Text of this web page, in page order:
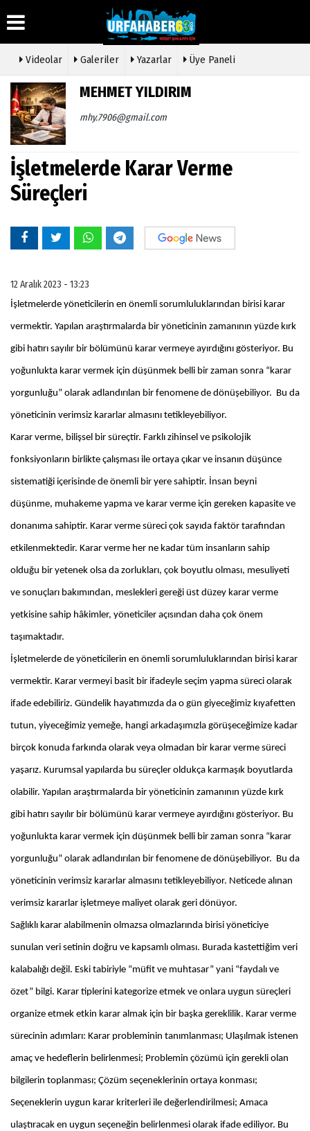
Üye Paneli
Haber
Arşivi
Gazete
Arşivi
Günün
Haberleri
Hava
Durumu
Manşetleri
Anketler
Foto
Videolar Galeriler Yazarlar Üye Paneli
MEHMET YILDIRIM
mhy.7906@gmail.com
İşletmelerde Karar Verme
Süreçleri
12 Aralık 2023 - 13:23
İşletmelerde yöneticilerin en önemli sorumluluklarından birisi karar
vermektir. Yapılan araştırmalarda bir yöneticinin zamanının yüzde kırk
gibi hatırı sayılır bir bölümünü karar vermeye ayırdığını gösteriyor. Bu
yoğunlukta karar vermek için düşünmek belli bir zaman sonra “karar
yorgunluğu” olarak adlandırılan bir fenomene de dönüşebiliyor. Bu da
yöneticinin verimsiz kararlar almasını tetikleyebiliyor.
Karar verme, bilişsel bir süreçtir. Farklı zihinsel ve psikolojik
fonksiyonların birlikte çalışması ile ortaya çıkar ve insanın düşünce
sistematiği içerisinde de önemli bir yere sahiptir. İnsan beyni
düşünme, muhakeme yapma ve karar verme için gereken kapasite ve
donanıma sahiptir. Karar verme süreci çok sayıda faktör tarafından
etkilenmektedir. Karar verme her ne kadar tüm insanların sahip
olduğu bir yetenek olsa da zorlukları, çok boyutlu olması, mesuliyeti
ve sonuçları bakımından, meslekleri gereği üst düzey karar verme
yetkisine sahip hâkimler, yöneticiler açısından daha çok önem
taşımaktadır.
İşletmelerde de yöneticilerin en önemli sorumluluklarından birisi karar
vermektir. Karar vermeyi basit bir ifadeyle seçim yapma süreci olarak
ifade edebiliriz. Gündelik hayatımızda da o gün giyeceğimiz kıyafetten
tutun, yiyeceğimiz yemeğe, hangi arkadaşımızla görüşeceğimize kadar
birçok konuda farkında olarak veya olmadan bir karar verme süreci
yaşarız. Kurumsal yapılarda bu süreçler oldukça karmaşık boyutlarda
olabilir. Yapılan araştırmalarda bir yöneticinin zamanının yüzde kırk
gibi hatırı sayılır bir bölümünü karar vermeye ayırdığını gösteriyor. Bu
yoğunlukta karar vermek için düşünmek belli bir zaman sonra “karar
yorgunluğu” olarak adlandırılan bir fenomene de dönüşebiliyor. Bu da
yöneticinin verimsiz kararlar almasını tetikleyebiliyor. Neticede alınan
verimsiz kararlar işletmeye maliyet olarak geri dönüyor.
Sağlıklı karar alabilmenin olmazsa olmazlarında birisi yöneticiye
sunulan veri setinin doğru ve kapsamlı olması. Burada kastettiğim veri
kalabalığı değil. Eski tabiriyle “müfit ve muhtasar” yani “faydalı ve
özet” bilgi. Karar tiplerini kategorize etmek ve onlara uygun süreçleri
organize etmek etkin karar almak için bir başka gereklilik. Karar verme
sürecinin adımları: Karar probleminin tanımlanması; Ulaşılmak istenen
amaç ve hedeflerin belirlenmesi; Problemin çözümü için gerekli olan
bilgilerin toplanması; Çözüm seçeneklerinin ortaya konması;
Seçeneklerin uygun karar kriterleri ile değerlendirilmesi; Amaca
ulaştıracak en uygun seçeneğin belirlenmesi olarak ifade ediliyor. Bu